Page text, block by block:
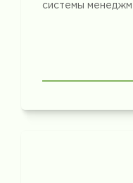
системы